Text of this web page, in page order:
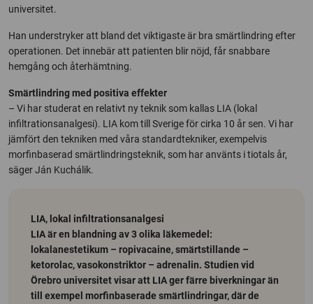
universitet.
Han understryker att bland det viktigaste är bra smärtlindring efter
operationen. Det innebär att patienten blir nöjd, får snabbare
hemgång och återhämtning.
Smärtlindring med positiva effekter
– Vi har studerat en relativt ny teknik som kallas LIA (lokal
infiltrationsanalgesi). LIA kom till Sverige för cirka 10 år sen. Vi har
jämfört den tekniken med våra standardtekniker, exempelvis
morfinbaserad smärtlindringsteknik, som har använts i tiotals år,
säger Ján Kuchálik.
LIA, lokal infiltrationsanalgesi
LIA är en blandning av 3 olika läkemedel:
lokalanestetikum – ropivacaine, smärtstillande –
ketorolac, vasokonstriktor – adrenalin. Studien vid
Örebro universitet visar att LIA ger färre biverkningar än
till exempel morfinbaserade smärtlindringar, där de